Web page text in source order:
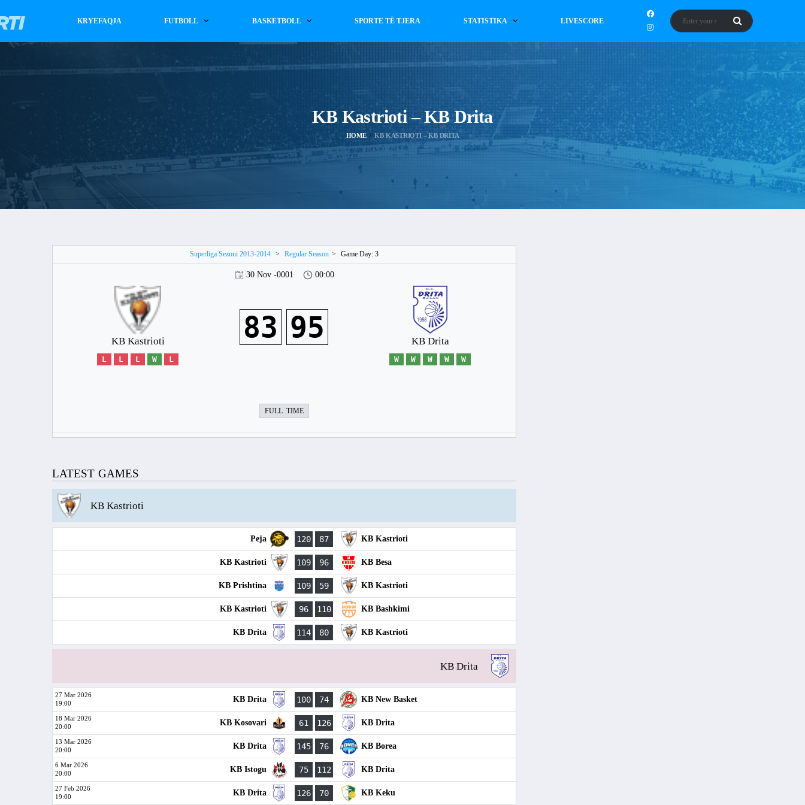
KRYEFAQJA FUTBOLL BASKETBOLL SPORTE TË TJERA STATISTIKA LIVESCORE
KB Kastrioti – KB Drita
HOME KB KASTRIOTI – KB DRITA
Superliga Sezoni 2013-2014 > Regular Season > Game Day: 3
30 Nov -0001 00:00
KB Kastrioti
L L L W L
83 95 KB Drita
W W W W W
FULL TIME
LATEST GAMES
KB Kastrioti
Peja 120 87 KB Kastrioti
KB Kastrioti 109 96 KB Besa
KB Prishtina 109 59 KB Kastrioti
KB Kastrioti 96 110 KB Bashkimi
KB Drita 114 80 KB Kastrioti
KB Drita
27 Mar 2026
19:00
KB Drita 100 74 KB New Basket
18 Mar 2026
20:00
KB Kosovari 61 126 KB Drita
13 Mar 2026
20:00
KB Drita 145 76 KB Borea
6 Mar 2026
20:00
KB Istogu 75 112 KB Drita
27 Feb 2026
19:00
KB Drita 126 70 KB Keku